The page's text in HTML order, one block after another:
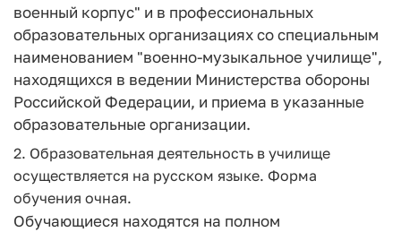
военный корпус" и в профессиональных
образовательных организациях со специальным
наименованием "военно-музыкальное училище",
находящихся в ведении Министерства обороны
Российской Федерации, и приема в указанные
образовательные организации.
2. Образовательная деятельность в училище
осуществляется на русском языке. Форма
обучения очная.
Обучающиеся находятся на полном